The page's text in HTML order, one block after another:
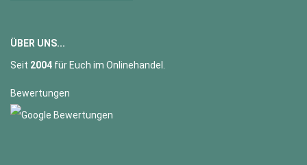
ÜBER UNS...
Seit 2004 für Euch im Onlinehandel.
Bewertungen